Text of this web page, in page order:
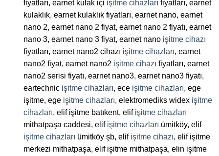
fiyatları, earnet kulak içi işitme cihazları fiyatları, earnet
kulaklık, earnet kulaklık fiyatları, earnet nano, earnet
nano 2, earnet nano 2 fiyat, earnet nano 2 fiyatı, earnet
nano 3, earnet nano 3 fiyat, earnet nano işitme cihazı
fiyatları, earnet nano2 cihazı işitme cihazları, earnet
nano2 fiyat, earnet nano2 işitme cihazı fiyatları, earnet
nano2 serisi fiyatı, earnet nano3, earnet nano3 fiyatı,
eartechnic işitme cihazları, ece işitme cihazları, ege
işitme, ege işitme cihazları, elektromediks widex işitme
cihazları, elif işitme batıkent, elif işitme cihazları
mithatpaşa caddesi, elif işitme cihazları ümitköy, elif
işitme cihazları ümitköy şb, elif işitme cihazı, elif işitme
merkezi mithatpaşa, elif işitme mithatpaşa, elin işitme